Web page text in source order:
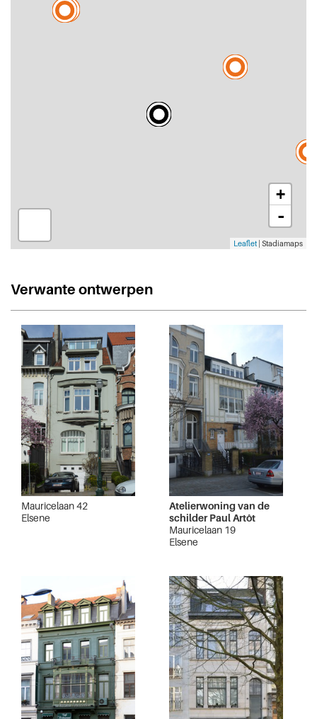
+
-
Leaflet | Stadiamaps
Verwante ontwerpen
Mauricelaan 42
Elsene
Atelierwoning van de
schilder Paul Artôt
Mauricelaan 19
Elsene